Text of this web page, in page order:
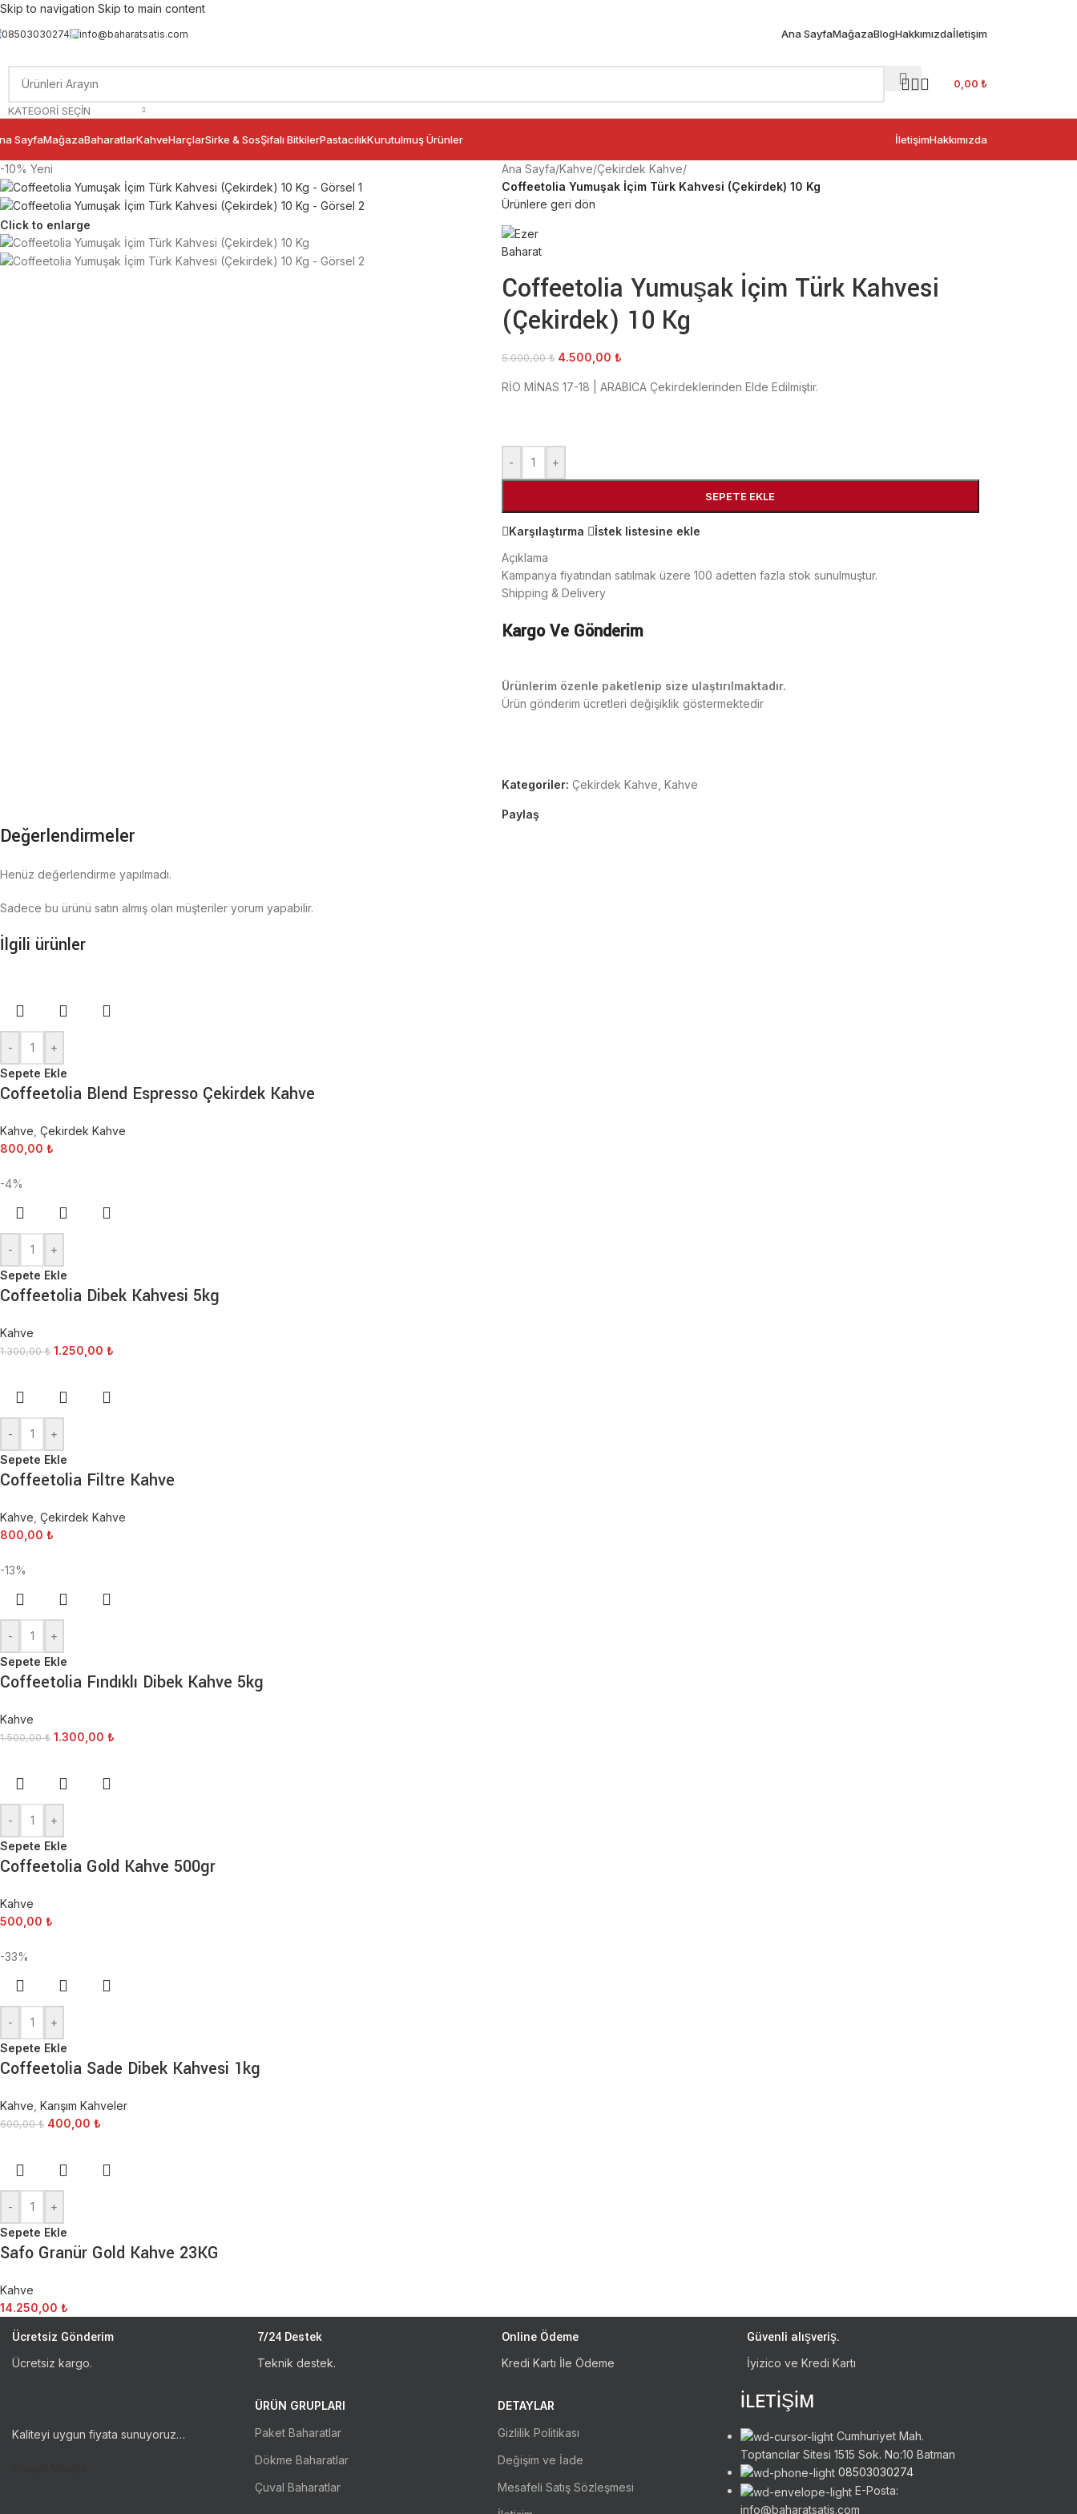
Skip to navigation Skip to main content
08503030274 info@baharatsatis.com Ana SayfaMağazaBlogHakkımızdaİletişim
KATEGORI SEÇIN
0,00 ₺
SayfaMağazaBaharatlarKahveHarçlarSirke & SosŞifalı BitkilerPastacılıkKurutulmuş Ürünler İletişimHakkımızda
-10% Yeni
Click to enlarge
Ana Sayfa/Kahve/Çekirdek Kahve/
Coffeetolia Yumuşak İçim Türk Kahvesi (Çekirdek) 10 Kg
Ürünlere geri dön
Coffeetolia Yumuşak İçim Türk Kahvesi
(Çekirdek) 10 Kg
5.000,00₺ 4.500,00 ₺
RİO MİNAS 17-18 | ARABICA Çekirdeklerinden Elde Edilmiştir.
- +
SEPETE EKLE
Karşılaştırma
İstek listesine ekle
Açıklama
Kampanya fiyatından satılmak üzere 100 adetten fazla stok sunulmuştur.
Shipping & Delivery
Kargo Ve Gönderim
Ürünlerim özenle paketlenip size ulaştırılmaktadır.
Ürün gönderim ücretleri değişiklik göstermektedir
Kategoriler: Çekirdek Kahve Kahve
Paylaş
Değerlendirmeler
Henüz değerlendirme yapılmadı.
Sadece bu ürünü satın almış olan müşteriler yorum yapabilir.
İlgili ürünler
-
+
Sepete Ekle
Coffeetolia Blend Espresso Çekirdek Kahve
Kahve Çekirdek Kahve
800,00 ₺
-4%
-
+
Sepete Ekle
Coffeetolia Dibek Kahvesi 5kg
Kahve
1.300,00₺ 1.250,00 ₺
-
+
Sepete Ekle
Coffeetolia Filtre Kahve
Kahve Çekirdek Kahve
800,00 ₺
-13%
-
+
Sepete Ekle
Coffeetolia Fındıklı Dibek Kahve 5kg
Kahve
1.500,00₺ 1.300,00 ₺
-
+
Sepete Ekle
Coffeetolia Gold Kahve 500gr
Kahve
500,00 ₺
-33%
-
+
Sepete Ekle
Coffeetolia Sade Dibek Kahvesi 1kg
Kahve Karışım Kahveler
600,00₺ 400,00 ₺
-
+
Sepete Ekle
Safo Granür Gold Kahve 23KG
Kahve
14.250,00 ₺
Ücretsiz Gönderim
Ücretsiz kargo.
7/24 Destek
Teknik destek.
Online Ödeme
Kredi Kartı İle Ödeme
Güvenli alışveriş.
İyizico ve Kredi Kartı
Kaliteyi uygun fiyata sunuyoruz…
ÜRÜN GRUPLARI
Paket Baharatlar
Dökme Baharatlar
Çuval Baharatlar
DETAYLAR
Gizlilik Politikası
Değişim ve İade
Mesafeli Satış Sözleşmesi
İLETİŞİM
Cumhuriyet Mah.
Toptancılar Sitesi 1515 Sok. No:10 Batman
08503030274
E-Posta:
info@baharatsatis.com